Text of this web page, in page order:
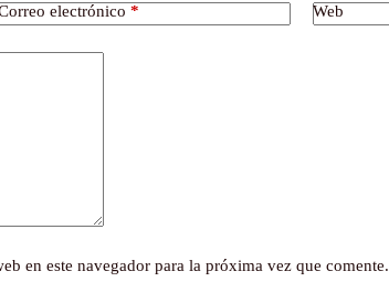
electrónico * Web
en este navegador para la próxima vez que comente.